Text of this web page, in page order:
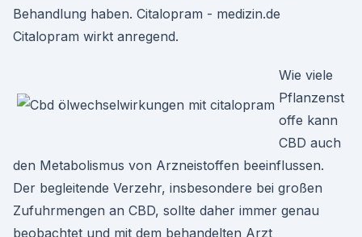
Behandlung haben. Citalopram - medizin.de
Citalopram wirkt anregend.
Wie viele
Pflanzenst
offe kann
CBD auch
den Metabolismus von Arzneistoffen beeinflussen.
Der begleitende Verzehr, insbesondere bei großen
Zufuhrmengen an CBD, sollte daher immer genau
beobachtet und mit dem behandelten Arzt